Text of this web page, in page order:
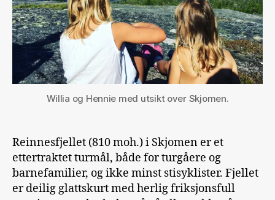
Willia og Hennie med utsikt over Skjomen.
Reinnesfjellet (810 moh.) i Skjomen er et
ettertraktet turmål, både for turgåere og
barnefamilier, og ikke minst stisyklister. Fjellet
er deilig glattskurt med herlig friksjonsfull